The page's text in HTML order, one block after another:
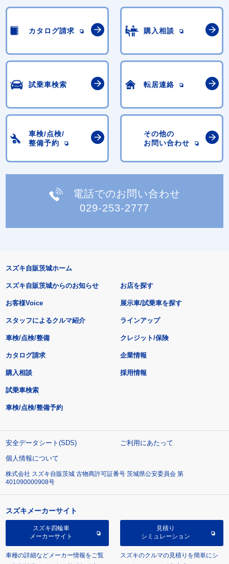
カタログ請求 購入相談
試乗車検索 転居連絡
車検/点検/
整備予約
その他の
お問い合わせ
電話でのお問い合わせ
029-253-2777
スズキ自販茨城ホーム
スズキ自販茨城からのお知らせ
お客様Voice
スタッフによるクルマ紹介
お店を探す
展示車/試乗車を探す
ラインアップ
車検/点検/整備 クレジット/保険
カタログ請求
購入相談
試乗車検索
車検/点検/整備予約
企業情報
採用情報
安全データシート(SDS)
ご利用にあたって
個人情報について
株式会社 スズキ自販茨城 古物商許可証番号 茨城県公安委員会 第
401090000908号
スズキメーカーサイト
スズキ四輪車
メーカーサイト
車種の詳細などメーカー情報をご覧
見積り
シミュレーション
スズキのクルマの見積りを簡単にシ